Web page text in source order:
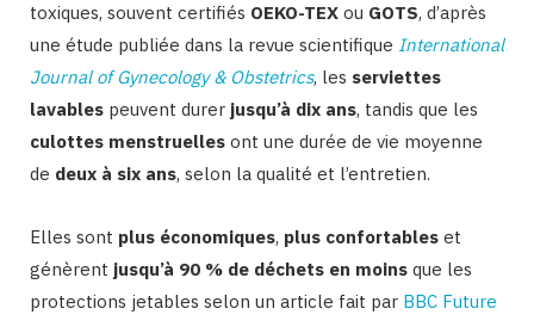
toxiques, souvent certifiés OEKO-TEX ou GOTS, d’après
une étude publiée dans la revue scientifique International
Journal of Gynecology & Obstetrics, les serviettes
lavables peuvent durer jusqu’à dix ans, tandis que les
culottes menstruelles ont une durée de vie moyenne
de deux à six ans, selon la qualité et l’entretien.
Elles sont plus économiques, plus confortables et
génèrent jusqu’à 90 % de déchets en moins que les
protections jetables selon un article fait par BBC Future